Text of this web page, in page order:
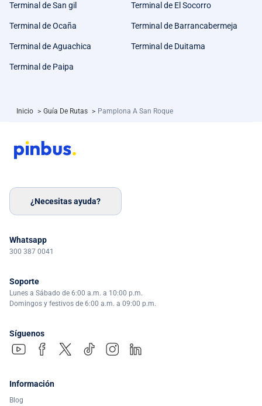
Terminal de San gil Terminal de El Socorro
Terminal de Ocaña Terminal de Barrancabermeja
Terminal de Aguachica Terminal de Duitama
Terminal de Paipa
Inicio > Guía De Rutas > Pamplona A San Roque
¿Necesitas ayuda?
Whatsapp
300 387 0041
Soporte
Lunes a Sábado de 6:00 a.m. a 10:00 p.m.
Domingos y festivos de 6:00 a.m. a 09:00 p.m.
Síguenos
Información
Blog